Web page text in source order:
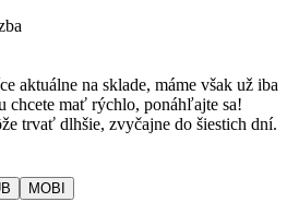
aktuálne na sklade, máme však už iba
chcete mať rýchlo, ponáhľajte sa!
trvať dlhšie, zvyčajne do šiestich dní.
MOBI